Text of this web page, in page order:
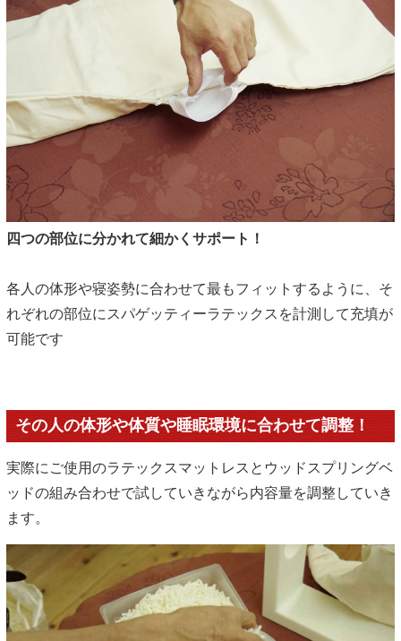
四つの部位に分かれて細かくサポート！
各人の体形や寝姿勢に合わせて最もフィットするように、そ
れぞれの部位にスパゲッティーラテックスを計測して充填が
可能です
その人の体形や体質や睡眠環境に合わせて調整！
実際にご使用のラテックスマットレスとウッドスプリングベ
ッドの組み合わせで試していきながら内容量を調整していき
ます。